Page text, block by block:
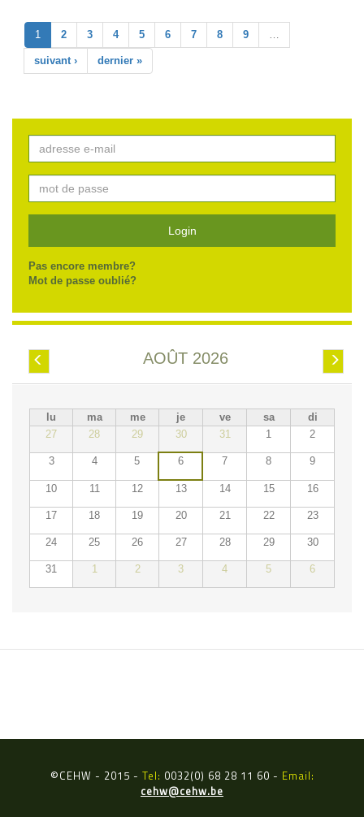
1 2 3 4 5 6 7 8 9
suivant › dernier »
Login
Pas encore membre?
Mot de passe oublié?
Préc. Suiv.
AOÛT 2026
lu ma me je ve sa
di
27
28 29 30 31 1 2
3 4 5 6 7 8 9
10 11 12 13 14 15 16
17 18 19 20 21 22 23
24 25 26 27 28 29 30
31 1 2 3 4 5 6
©CEHW - 2015 - Tel: 0032(0) 68 28 11 60 - Email:
cehw@cehw.be